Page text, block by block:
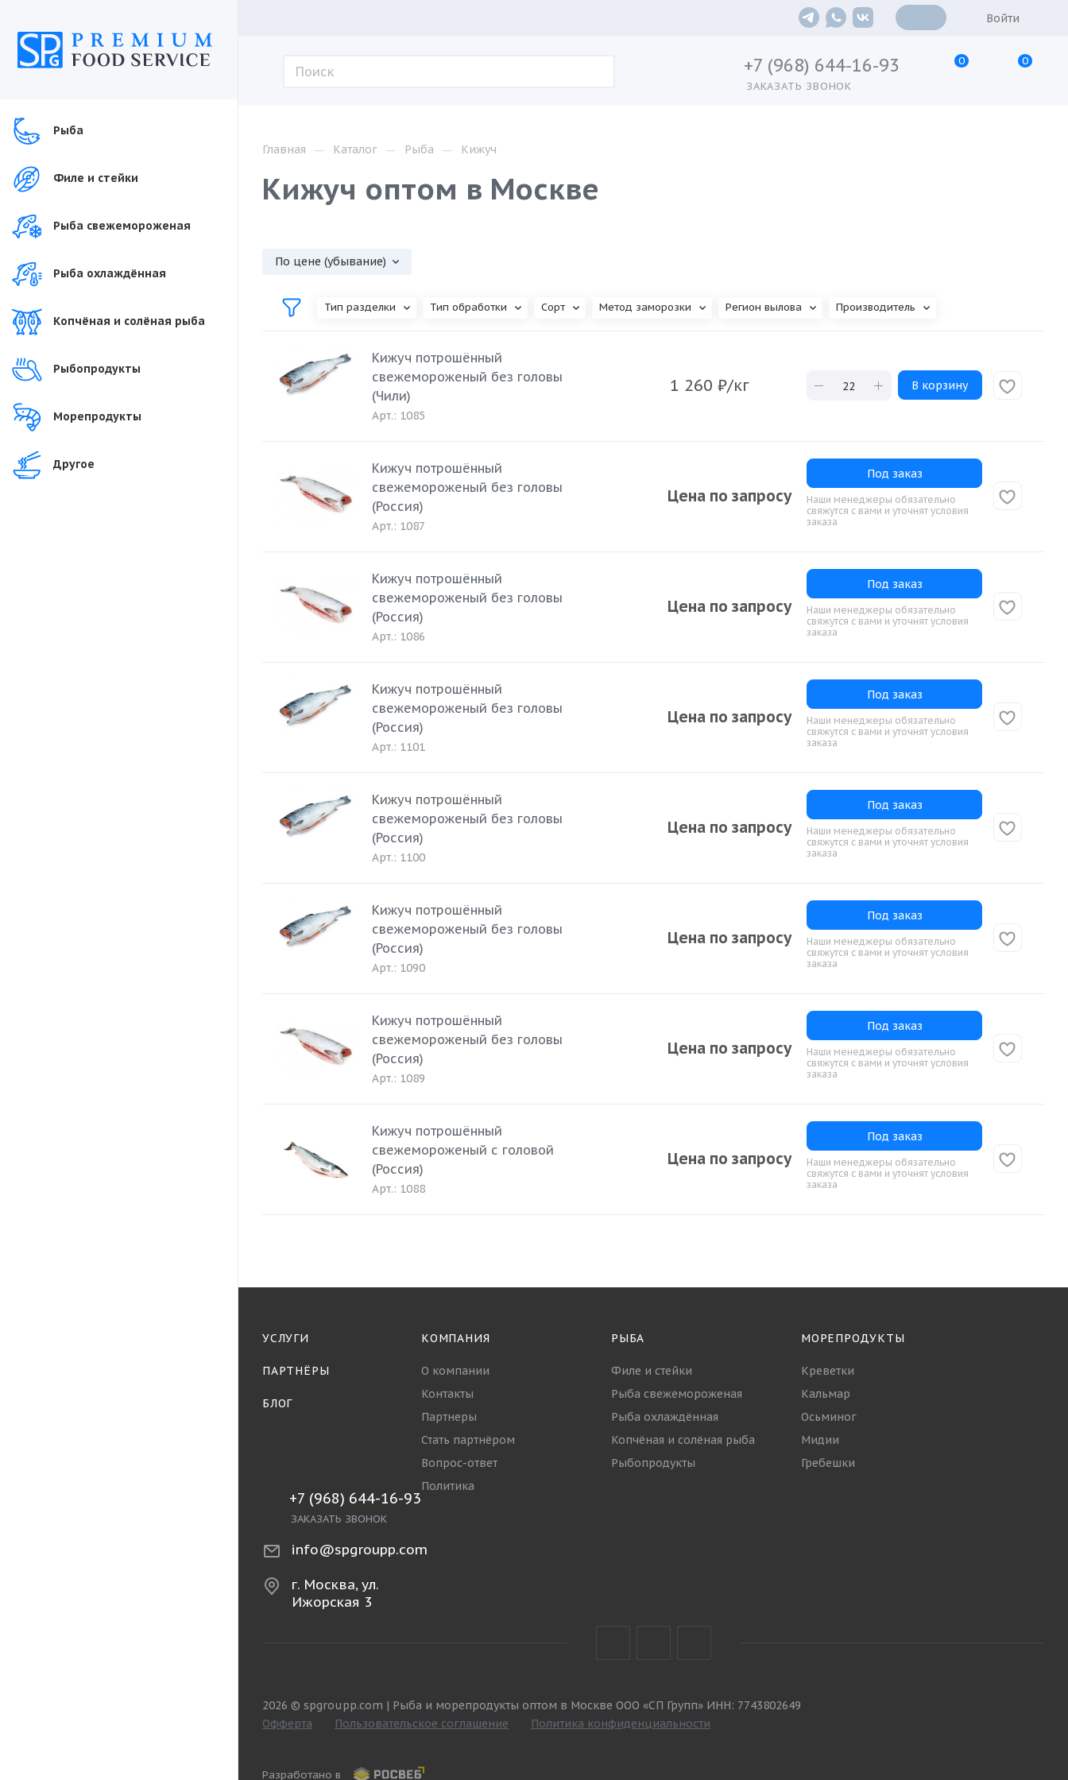
Войти
+7 (968) 644-16-93
ЗАКАЗАТЬ ЗВОНОК
0 0
Рыба
Филе и стейки
Рыба свежемороженая
Рыба охлаждённая
Копчёная и солёная рыба
Рыбопродукты
Морепродукты
Другое
Главная — Каталог — Рыба — Кижуч
Кижуч оптом в Москве
По цене (убывание)
Тип разделки Тип обработки Сорт Метод заморозки Регион вылова Производитель
Кижуч потрошённый
свежемороженый без головы
(Чили)
Арт.: 1085
1 260 ₽/кг В корзину
Кижуч потрошённый
свежемороженый без головы
(Россия)
Арт.: 1087
Цена по запросу
Под заказ
Наши менеджеры обязательно
свяжутся с вами и уточнят условия
заказа
Кижуч потрошённый
свежемороженый без головы
(Россия)
Арт.: 1086
Цена по запросу
Под заказ
Наши менеджеры обязательно
свяжутся с вами и уточнят условия
заказа
Кижуч потрошённый
свежемороженый без головы
(Россия)
Арт.: 1101
Цена по запросу
Под заказ
Наши менеджеры обязательно
свяжутся с вами и уточнят условия
заказа
Кижуч потрошённый
свежемороженый без головы
(Россия)
Арт.: 1100
Цена по запросу
Под заказ
Наши менеджеры обязательно
свяжутся с вами и уточнят условия
заказа
Кижуч потрошённый
свежемороженый без головы
(Россия)
Арт.: 1090
Цена по запросу
Под заказ
Наши менеджеры обязательно
свяжутся с вами и уточнят условия
заказа
Кижуч потрошённый
свежемороженый без головы
(Россия)
Арт.: 1089
Цена по запросу
Под заказ
Наши менеджеры обязательно
свяжутся с вами и уточнят условия
заказа
Кижуч потрошённый
свежемороженый с головой
(Россия)
Арт.: 1088
Цена по запросу
Под заказ
Наши менеджеры обязательно
свяжутся с вами и уточнят условия
заказа
УСЛУГИ
ПАРТНЁРЫ
БЛОГ
КОМПАНИЯ
О компании
Контакты
Партнеры
Стать партнёром
Вопрос-ответ
Политика
РЫБА
Филе и стейки
Рыба свежемороженая
Рыба охлаждённая
Копчёная и солёная рыба
Рыбопродукты
МОРЕПРОДУКТЫ
Креветки
Кальмар
Осьминог
Мидии
Гребешки
+7 (968) 644-16-93
ЗАКАЗАТЬ ЗВОНОК
info@spgroupp.com
г. Москва, ул.
Ижорская 3
2026 © spgroupp.com | Рыба и морепродукты оптом в Москве ООО «СП Групп» ИНН: 7743802649
Офферта
Пользовательское соглашение Политика конфиденциальности
Разработано в